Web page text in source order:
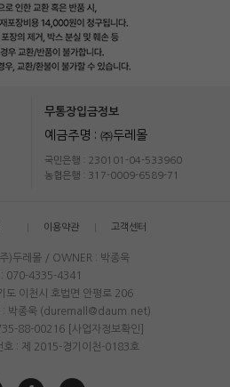
무통장입금정보
예금주명 : ㈜두레몰
국민은행 : 230101-04-533960
농협은행 : 317-0009-6589-71
이용약관 고객센터
)두레몰 / OWNER : 박종욱
: 070-4335-4341
도 이천시 호법면 안평로 206
: 박종욱 (duremall@daum.net)
88-00216
[사업자정보확인]
호 : 제 2015-경기이천-0183호